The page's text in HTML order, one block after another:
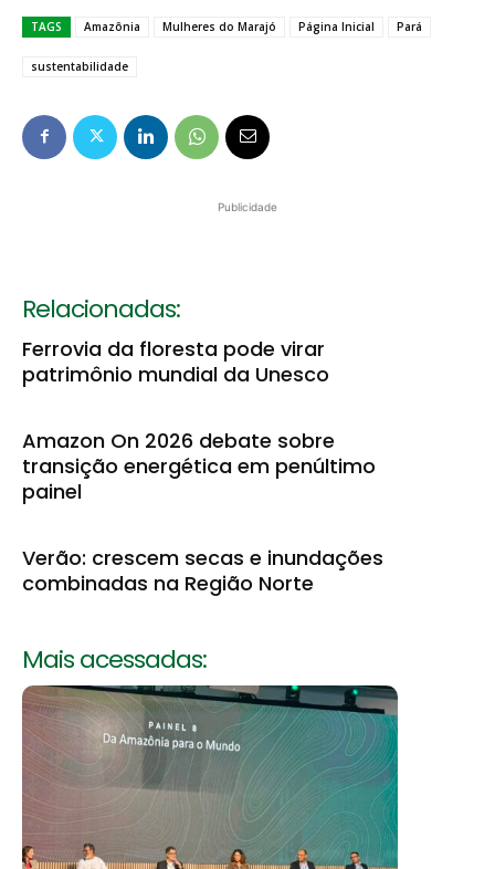
TAGS Amazônia Mulheres do Marajó Página Inicial Pará
sustentabilidade
Publicidade
Relacionadas:
Ferrovia da floresta pode virar
patrimônio mundial da Unesco
Amazon On 2026 debate sobre
transição energética em penúltimo
painel
Verão: crescem secas e inundações
combinadas na Região Norte
Mais acessadas: